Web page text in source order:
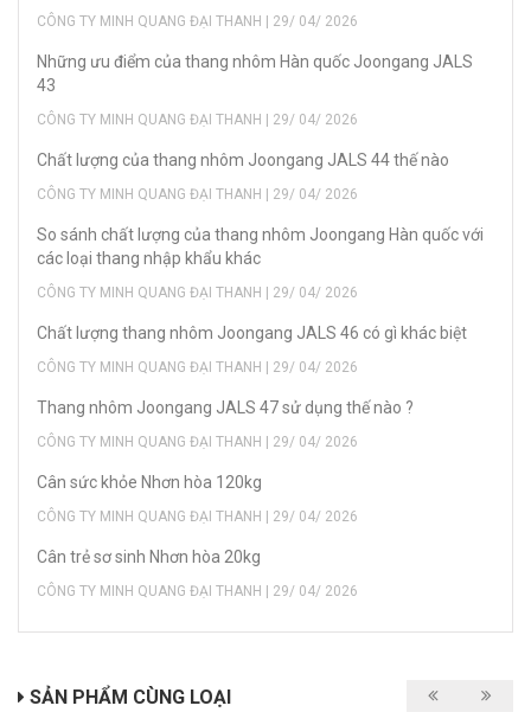
CÔNG TY MINH QUANG ĐẠI THANH | 29/ 04/ 2026
Những ưu điểm của thang nhôm Hàn quốc Joongang JALS
43
CÔNG TY MINH QUANG ĐẠI THANH | 29/ 04/ 2026
Chất lượng của thang nhôm Joongang JALS 44 thế nào
CÔNG TY MINH QUANG ĐẠI THANH | 29/ 04/ 2026
So sánh chất lượng của thang nhôm Joongang Hàn quốc với
các loại thang nhập khẩu khác
CÔNG TY MINH QUANG ĐẠI THANH | 29/ 04/ 2026
Chất lượng thang nhôm Joongang JALS 46 có gì khác biệt
CÔNG TY MINH QUANG ĐẠI THANH | 29/ 04/ 2026
Thang nhôm Joongang JALS 47 sử dụng thế nào ?
CÔNG TY MINH QUANG ĐẠI THANH | 29/ 04/ 2026
Cân sức khỏe Nhơn hòa 120kg
CÔNG TY MINH QUANG ĐẠI THANH | 29/ 04/ 2026
Cân trẻ sơ sinh Nhơn hòa 20kg
CÔNG TY MINH QUANG ĐẠI THANH | 29/ 04/ 2026
SẢN PHẨM CÙNG LOẠI